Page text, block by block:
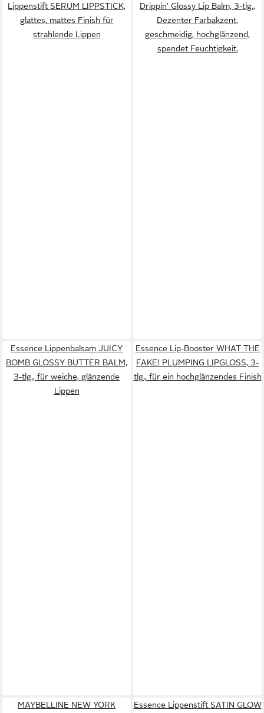
Lippenstift SERUM LIPPSTICK,
glattes, mattes Finish für
strahlende Lippen
Drippin' Glossy Lip Balm, 3-tlg.,
Dezenter Farbakzent,
geschmeidig, hochglänzend,
spendet Feuchtigkeit.
Essence Lippenbalsam JUICY
BOMB GLOSSY BUTTER BALM,
3-tlg., für weiche, glänzende
Lippen
Essence Lip-Booster WHAT THE
FAKE! PLUMPING LIPGLOSS, 3-
tlg., für ein hochglänzendes Finish
MAYBELLINE NEW YORK
Essence Lippenstift SATIN GLOW